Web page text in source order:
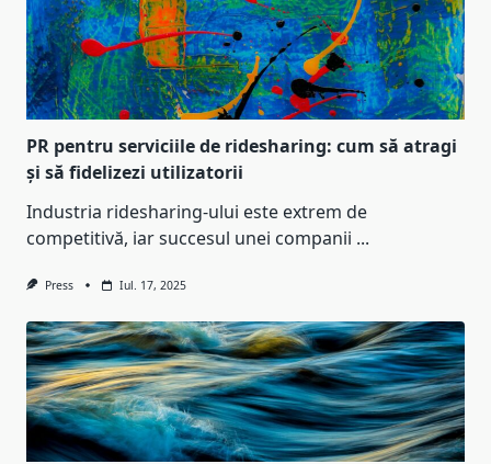
PR pentru serviciile de ridesharing: cum să atragi
și să fidelizezi utilizatorii
Industria ridesharing-ului este extrem de
competitivă, iar succesul unei companii ...
Press Iul. 17, 2025